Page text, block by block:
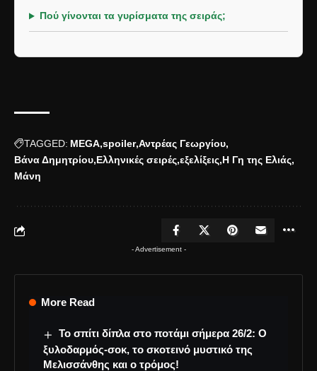
Πού γίνονται τα γυρίσματα της σειράς;
TAGGED: MEGA spoiler Αντρέας Γεωργίου
Βάνα Δημητρίου Ελληνικές σειρές εξελίξεις Η Γη της Ελιάς
Μάνη
- Advertisement -
More Read
Το σπίτι δίπλα στο ποτάμι σήμερα 26/2: Ο
ξυλοδαρμός-σοκ, το σκοτεινό μυστικό της
Μελισσάνθης και ο τρόμος!